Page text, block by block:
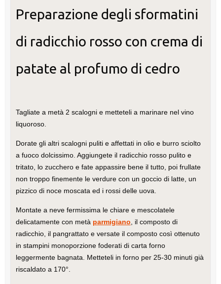
Preparazione degli sformatini
di radicchio rosso con crema di
patate al profumo di cedro
Tagliate a metà 2 scalogni e metteteli a marinare nel vino
liquoroso.
Dorate gli altri scalogni puliti e affettati in olio e burro sciolto
a fuoco dolcissimo. Aggiungete il radicchio rosso pulito e
tritato, lo zucchero e fate appassire bene il tutto, poi frullate
non troppo finemente le verdure con un goccio di latte, un
pizzico di noce moscata ed i rossi delle uova.
Montate a neve fermissima le chiare e mescolatele
delicatamente con metà parmigiano , il composto di
radicchio, il pangrattato e versate il composto così ottenuto
in stampini monoporzione foderati di carta forno
leggermente bagnata. Metteteli in forno per 25-30 minuti già
riscaldato a 170°.